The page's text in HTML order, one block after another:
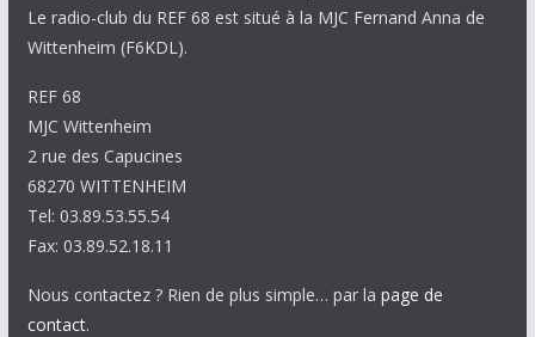
Le radio-club du REF 68 est situé à la MJC Fernand Anna de
Wittenheim (F6KDL).
REF 68
MJC Wittenheim
2 rue des Capucines
68270 WITTENHEIM
Tel: 03.89.53.55.54
Fax: 03.89.52.18.11
Nous contactez ? Rien de plus simple… par la page de
contact.